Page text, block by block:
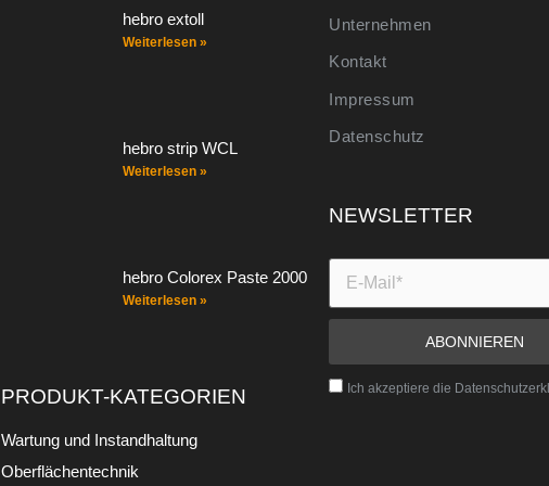
hebro extoll
Weiterlesen »
hebro strip WCL
Weiterlesen »
hebro Colorex Paste 2000
Weiterlesen »
PRODUKT-KATEGORIEN
Wartung und Instandhaltung
Oberflächentechnik
Unternehmen
Kontakt
Impressum
Datenschutz
NEWSLETTER
Ich akzeptiere die